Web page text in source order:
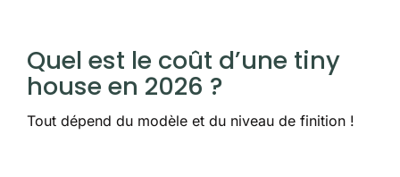
Quel est le coût d’une tiny
house en 2026 ?
Tout dépend du modèle et du niveau de finition !